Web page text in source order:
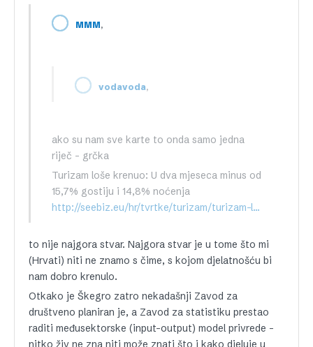
MMM,
vodavoda,
ako su nam sve karte to onda samo jedna
riječ – grčka
Turizam loše krenuo: U dva mjeseca minus od
15,7% gostiju i 14,8% noćenja
http://seebiz.eu/hr/tvrtke/turizam/turizam-lose-krenuo-u-dva-mjeseca-minus-od-15%2c7%25-gostiju-i-14%2c8%25-nocenja,74332.html
to nije najgora stvar. Najgora stvar je u tome što mi
(Hrvati) niti ne znamo s čime, s kojom djelatnošću bi
nam dobro krenulo.
Otkako je Škegro zatro nekadašnji Zavod za
društveno planiran je, a Zavod za statistiku prestao
raditi međusektorske (input-output) model privrede –
nitko živ ne zna niti može znati što i kako djeluje u